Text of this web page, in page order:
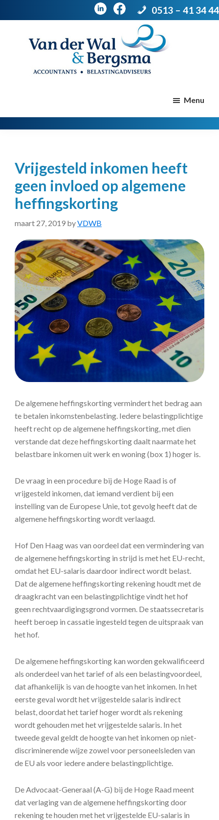
0513 – 41 34 44
Menu
Vrijgesteld inkomen heeft
geen invloed op algemene
heffingskorting
maart 27, 2019 byVDWB
De algemene heffingskorting vermindert het bedrag aan
te betalen inkomstenbelasting. Iedere belastingplichtige
heeft recht op de algemene heffingskorting, met dien
verstande dat deze heffingskorting daalt naarmate het
belastbare inkomen uit werk en woning (box 1) hoger is.
De vraag in een procedure bij de Hoge Raad is of
vrijgesteld inkomen, dat iemand verdient bij een
instelling van de Europese Unie, tot gevolg heeft dat de
algemene heffingskorting wordt verlaagd.
Hof Den Haag was van oordeel dat een vermindering van
de algemene heffingskorting in strijd is met het EU-recht,
omdat het EU-salaris daardoor indirect wordt belast.
Dat de algemene heffingskorting rekening houdt met de
draagkracht van een belastingplichtige vindt het hof
geen rechtvaardigingsgrond vormen. De staatssecretaris
heeft beroep in cassatie ingesteld tegen de uitspraak van
het hof.
De algemene heffingskorting kan worden gekwalificeerd
als onderdeel van het tarief of als een belastingvoordeel,
dat afhankelijk is van de hoogte van het inkomen. In het
eerste geval wordt het vrijgestelde salaris indirect
belast, doordat het tarief hoger wordt als rekening
wordt gehouden met het vrijgestelde salaris. In het
tweede geval geldt de hoogte van het inkomen op niet-
discriminerende wijze zowel voor personeelsleden van
de EU als voor iedere andere belastingplichtige.
De Advocaat-Generaal (A-G) bij de Hoge Raad meent
dat verlaging van de algemene heffingskorting door
rekening te houden met het vrijgestelde EU-salaris in